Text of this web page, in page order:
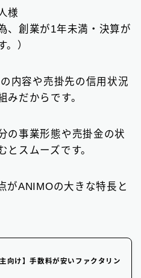
様
、創業が1年未満・決算が
。）
内容や売掛先の信用状況
みだからです。
の事業形態や売掛金の状
とスムーズです。
がANIMOの大きな特長と
主向け】手数料が安いファクタリン